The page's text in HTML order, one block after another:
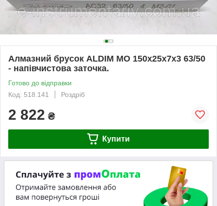
Алмазний брусок ALDIM МО 150х25х7х3 63/50
- напівчистова заточка.
Готово до відправки
Код: 518.141
Роздріб
2 822 ₴
Купити